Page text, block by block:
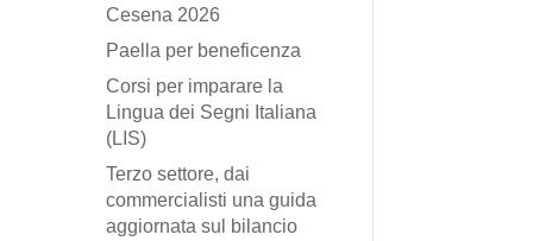
Cesena 2026
Paella per beneficenza
Corsi per imparare la
Lingua dei Segni Italiana
(LIS)
Terzo settore, dai
commercialisti una guida
aggiornata sul bilancio